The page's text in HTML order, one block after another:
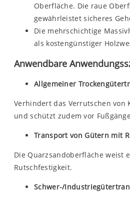
Oberfläche. Die raue
gewährleistet sicheres
Die mehrschichtige
als kostengünstiger
Anwendbare
Allgemeiner
Verhindert das Verrutschen von
und schützt zudem vor
Transport von Gütern mit
Die Quarzsandoberfläche weist
Rutschfestigkeit.
Schwer-/